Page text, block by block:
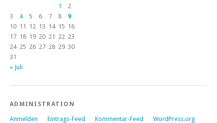
1
2
3
4 5 6 7 8
9
10 11 12 13 14 15 16
17 18 19 20 21 22 23
24 25 26 27 28 29 30
31
« Juli
ADMINISTRATION
Anmelden Eintrags-Feed Kommentar-Feed WordPress.org